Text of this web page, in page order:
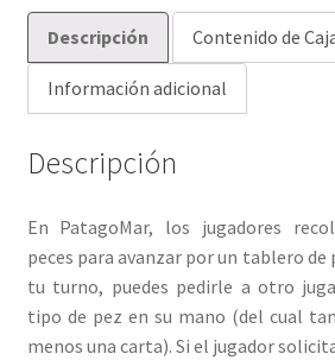
Descripción Contenido de
Información adicional
Descripción
En PatagoMar, los jugadores
peces para avanzar por un tablero de
tu turno, puedes pedirle a otro
tipo de pez en su mano (del cual
menos una carta). Si el jugador